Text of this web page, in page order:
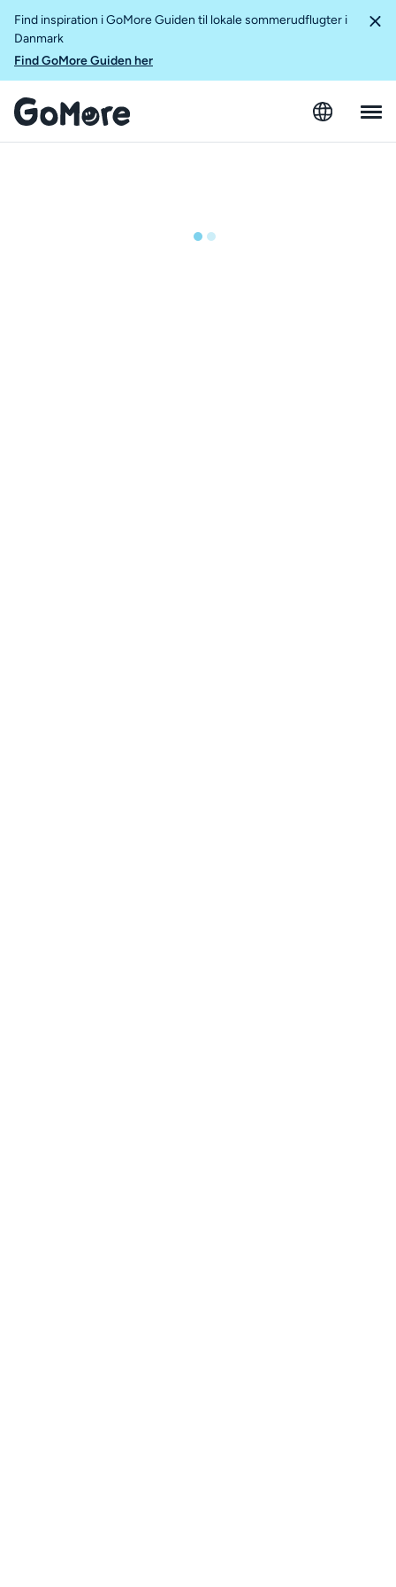
Find inspiration i GoMore Guiden til lokale sommerudflugter i
Danmark
Find GoMore Guiden her